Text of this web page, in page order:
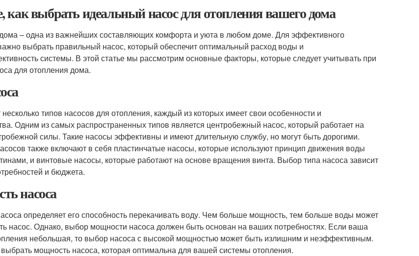
как выбрать идеальный насос для отопления вашего дома
– одна из важнейших составляющих комфорта и уюта в любом доме. Для эффективного
выбрать правильный насос, который обеспечит оптимальный расход воды и
системы. В этой статье мы рассмотрим основные факторы, которые следует учитывать при
для отопления дома.
типов насосов для отопления, каждый из которых имеет свои особенности и
Одним из самых распространенных типов является центробежный насос, который работает на
силы. Такие насосы эффективны и имеют длительную службу, но могут быть дорогими.
также включают в себя пластинчатые насосы, которые используют принцип движения воды
и винтовые насосы, которые работают на основе вращения винта. Выбор типа насоса зависит
и бюджета.
насоса
определяет его способность перекачивать воду. Чем больше мощность, тем больше воды может
насос. Однако, выбор мощности насоса должен быть основан на ваших потребностях. Если ваша
небольшая, то выбор насоса с высокой мощностью может быть излишним и неэффективным.
мощность насоса, которая оптимальна для вашей системы отопления.